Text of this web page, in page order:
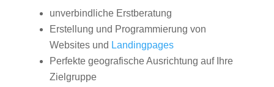
unverbindliche Erstberatung
Erstellung und Programmierung von
Websites und Landingpages
Perfekte geografische Ausrichtung auf Ihre
Zielgruppe